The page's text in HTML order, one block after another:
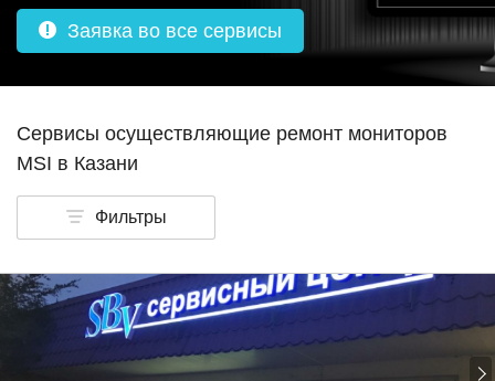
Заявка во все сервисы
Сервисы осуществляющие ремонт мониторов
MSI в Казани
Фильтры